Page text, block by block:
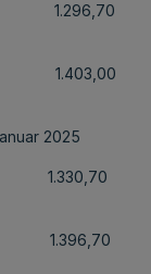
1.296,70
1.403,00
2025
1.330,70
1.396,70